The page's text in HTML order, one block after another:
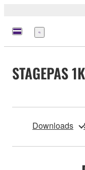
Menü
STAGEPAS
Downloads